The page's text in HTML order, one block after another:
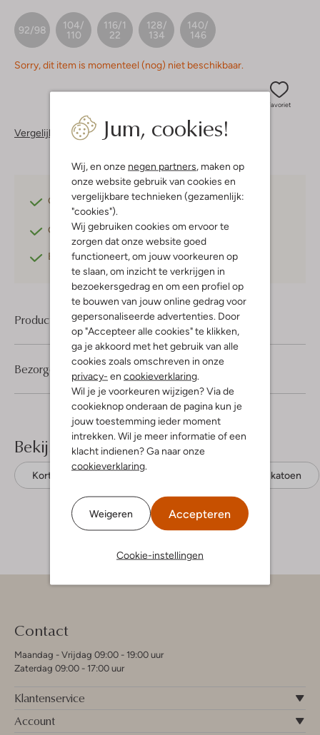
Jum, cookies!
Wij, en onze negen partners, maken op
onze website gebruik van cookies en
vergelijkbare technieken (gezamenlijk:
"cookies").
Wij gebruiken cookies om ervoor te
zorgen dat onze website goed
functioneert, om jouw voorkeuren op
te slaan, om inzicht te verkrijgen in
bezoekersgedrag en om een profiel op
te bouwen van jouw online gedrag voor
gepersonaliseerde advertenties. Door
op "Accepteer alle cookies" te klikken,
ga je akkoord met het gebruik van alle
cookies zoals omschreven in onze
privacy- en cookieverklaring.
Wil je je voorkeuren wijzigen? Via de
cookieknop onderaan de pagina kun je
jouw toestemming ieder moment
intrekken. Wil je meer informatie of een
klacht indienen? Ga naar onze
cookieverklaring.
Weigeren Accepteren
Cookie-instellingen
92/98
104/
110
116/1
22
128/
134
140/
146
Sorry, dit item is momenteel (nog) niet beschikbaar.
Favoriet
Vergelijkbare items
Gratis verzendingvanaf €75,-
Gratis retournerenbinnen 30 dagen*
Betaal achterafmet Klarna
Product informatie
Bezorgen & retourneren
Bekijk meer
Korte broeken Lötiekids Biologisch katoen
Contact
Maandag - Vrijdag 09:00 - 19:00 uur
Zaterdag 09:00 - 17:00 uur
Klantenservice
Account